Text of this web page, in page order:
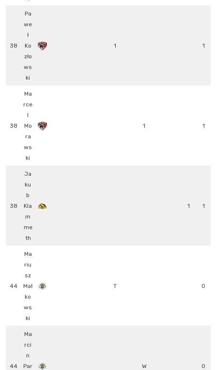
38
Pa
we
ł
Ko
zło
ws
ki
1 1
38
Ma
rce
l
Mo
ra
ws
ki
1 1
38
Ja
ku
b
Kla
m
me
th
1 1
44
Ma
riu
sz
Mał
ko
ws
ki
T 0
44
Ma
rci
n
Par
W 0